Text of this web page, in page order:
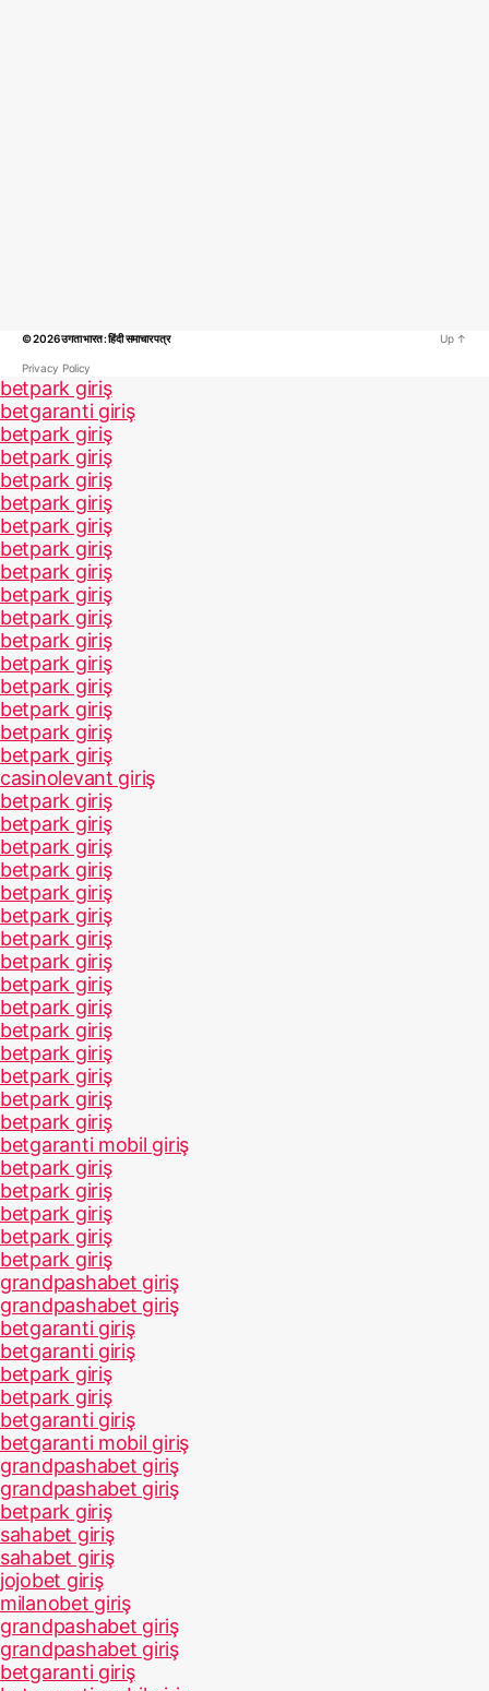
© 2026उगता भारत : हिंदी समाचार पत्र
Privacy Policy
Up ↑
betpark giriş
betgaranti giriş
betpark giriş
betpark giriş
betpark giriş
betpark giriş
betpark giriş
betpark giriş
betpark giriş
betpark giriş
betpark giriş
betpark giriş
betpark giriş
betpark giriş
betpark giriş
betpark giriş
betpark giriş
casinolevant giriş
betpark giriş
betpark giriş
betpark giriş
betpark giriş
betpark giriş
betpark giriş
betpark giriş
betpark giriş
betpark giriş
betpark giriş
betpark giriş
betpark giriş
betpark giriş
betpark giriş
betpark giriş
betgaranti mobil giriş
betpark giriş
betpark giriş
betpark giriş
betpark giriş
betpark giriş
grandpashabet giriş
grandpashabet giriş
betgaranti giriş
betgaranti giriş
betpark giriş
betpark giriş
betgaranti giriş
betgaranti mobil giriş
grandpashabet giriş
grandpashabet giriş
betpark giriş
sahabet giriş
sahabet giriş
jojobet giriş
milanobet giriş
grandpashabet giriş
grandpashabet giriş
betgaranti giriş